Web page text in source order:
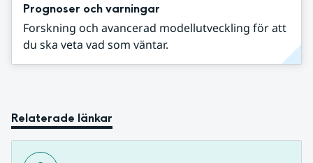
Prognoser och varningar
Forskning och avancerad modellutveckling för att
du ska veta vad som väntar.
Relaterade länkar